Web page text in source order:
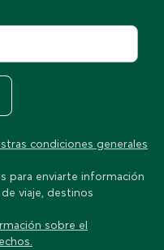
condiciones generales
para enviarte información
viaje, destinos
sobre el